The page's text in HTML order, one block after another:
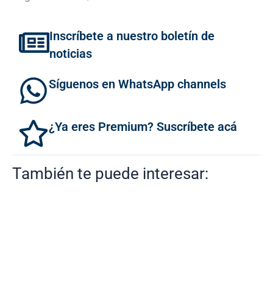
Inscríbete a nuestro boletín de
noticias
Síguenos en WhatsApp channels
¿Ya eres Premium? Suscríbete acá
También te puede interesar: